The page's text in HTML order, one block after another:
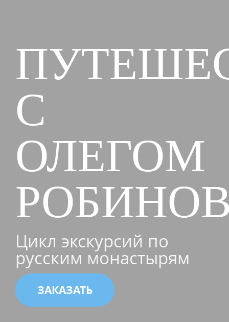
С
ОЛЕГОМ
Цикл экскурсий по
русским монастырям
ЗАКАЗАТЬ